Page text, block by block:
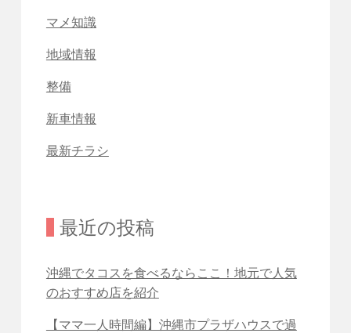
マメ知識
地域情報
整備
新車情報
最新チラシ
最近の投稿
沖縄でタコスを食べるならここ！地元で人気
のおすすめ店を紹介
【ママ一人時間編】沖縄市プラザハウスで過